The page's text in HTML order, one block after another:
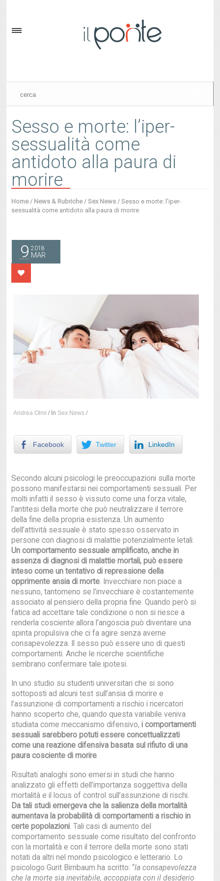
Sesso e morte: l’iper-
sessualità come
antidoto alla paura di
morire
Home / News & Rubriche /Sex News /Sesso e morte: l’iper-
sessualità come antidoto alla paura di morire
9 2018
MAR
Andrea Olmi / In Sex News /
Facebook Twitter LinkedIn
Secondo alcuni psicologi le preoccupazioni sulla morte
possono manifestarsi nei comportamenti sessuali. Per
molti infatti il sesso è vissuto come una forza vitale,
l’antitesi della morte che può neutralizzare il terrore
della fine della propria esistenza. Un aumento
dell’attività sessuale è stato spesso osservato in
persone con diagnosi di malattie potenzialmente letali.
Un comportamento sessuale amplificato, anche in
assenza di diagnosi di malattie mortali, può essere
inteso come un tentativo di repressione della
opprimente ansia di morte. Invecchiare non piace a
nessuno, tantomeno se l’invecchiare è costantemente
associato al pensiero della propria fine. Quando però si
fatica ad accettare tale condizione o non si riesce a
renderla cosciente allora l’angoscia può diventare una
spinta propulsiva che ci fa agire senza averne
consapevolezza. Il sesso può essere uno di questi
comportamenti. Anche le ricerche scientifiche
sembrano confermare tale ipotesi.
In uno studio su studenti universitari che si sono
sottoposti ad alcuni test sull’ansia di morire e
l’assunzione di comportamenti a rischio i ricercatori
hanno scoperto che, quando questa variabile veniva
studiata come meccanismo difensivo, i comportamenti
sessuali sarebbero potuti essere concettualizzati
come una reazione difensiva basata sul rifiuto di una
paura cosciente di morire.
Risultati analoghi sono emersi in studi che hanno
analizzato gli effetti dell’importanza soggettiva della
mortalità e il locus of control sull’assunzione di rischi.
Da tali studi emergeva che la salienza della mortalità
aumentava la probabilità di comportamenti a rischio in
certe popolazioni. Tali casi di aumento del
comportamento sessuale come risultato del confronto
con la mortalità e con il terrore della morte sono stati
notati da altri nel mondo psicologico e letterario. Lo
psicologo Gurit Birnbaum ha scritto: “la consapevolezza
che la morte sia inevitabile, accoppiata con il desiderio